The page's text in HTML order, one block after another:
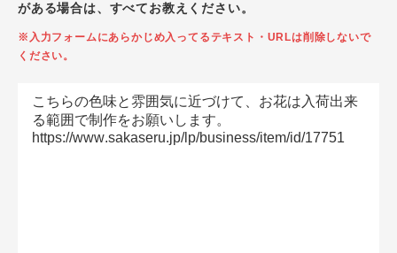
がある場合は、すべてお教えください。
※入力フォームにあらかじめ入ってるテキスト・URLは削除しないで
ください。